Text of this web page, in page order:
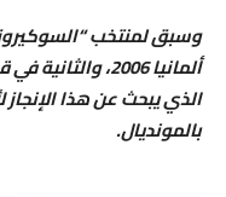
الذي يبحث عن هذا
بالمونديال.